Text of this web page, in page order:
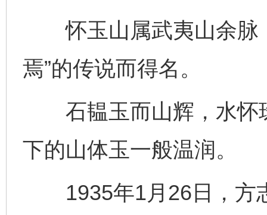
怀玉山属武夷山余脉
焉”的传说而得名。
石韫玉而山辉，水怀
下的山体玉一般温润。
1935年1月26日，方